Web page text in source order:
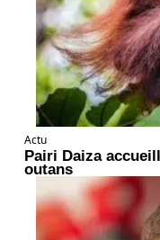
Actu
Pairi Daiza
outans